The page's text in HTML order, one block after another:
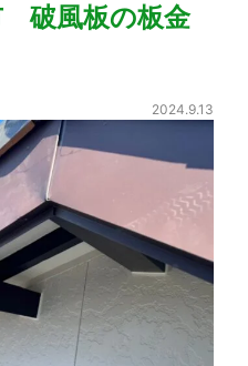
破風板の板金
2024.9.13